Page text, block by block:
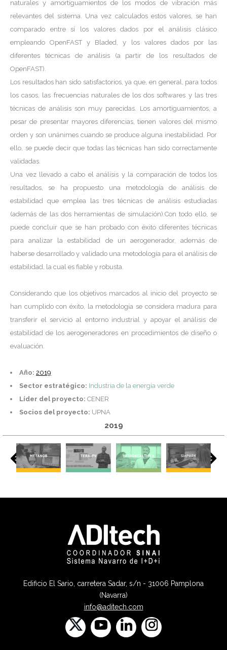
naturales y amortiguamientos de los modos de vibración más
relevantes del sistema. Una vez calculados estos valores, se han
comparado entre sí los valores dados por el análisis clásico
empleando OpenFAST y Bladed, y los valores dados por las
diferentes técnicas de análisis (a partir de los resultados de
OpenFAST).
Los resultados han sido satisfactorios, ya que, en general, para todos
los casos, las frecuencias naturales de los dos softwares y las tres
técnicas de análisis son muy parecidas. Los amortiguamientos, a
pesar de presentar mayores diferencias, tienen valores del mismo
orden y son unánimes cuando se produce alguna inestabilidad. Por
ello, se puede decir que todas las técnicas han sido correctamente
validadas.
Una vez llevado a cabo el análisis y la comparación de todos los
resultados, se ha propuesto una metodología de análisis de
estabilidad que emplea las tres técnicas de análisis estudiadas
(además de las dos herramientas de simulación).Con todo ello, se
puede concluir que se han probado con éxito diferentes técnicas
para analizar la estabilidad de un aerogenerador, además de
haberse desarrollado y validado una metodología para el análisis de
estabilidad, la cual es fiable y robusta.
Considerando que los objetivos marcados al inicio del proyecto se
han cumplido con éxito, la metodología se considera madura para
transferir el servicio al entorno industrial y apoyar el análisis de
estabilidad de los aerogeneradores en procedimientos de diseño o
evaluación.
Año: 2019
Sector estratégico: Industria de la energía verde
Líder del proyecto: CENER
Socios del proyecto: UPNA
2019
Edificio El Sario, carretera Sadar, s/n - 31006 Pamplona
(Navarra)
info@aditech.com